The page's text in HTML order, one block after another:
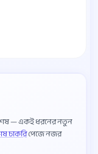
শেষ — একই ধরনের নতুন
চাকরিপেজে নজর